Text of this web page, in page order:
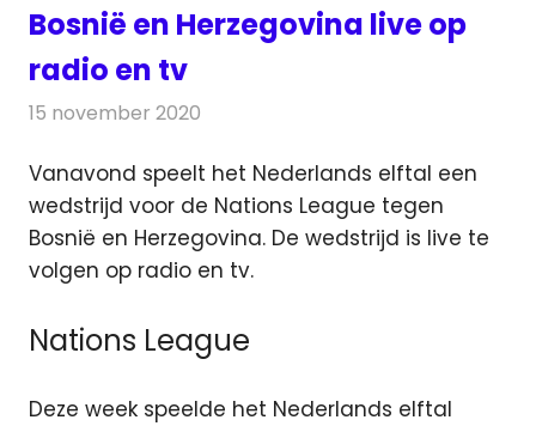
Bosnië en Herzegovina live op
radio en tv
15 november 2020
Vanavond speelt het Nederlands elftal een
wedstrijd voor de Nations League tegen
Bosnië en Herzegovina. De wedstrijd is live te
volgen op radio en tv.
Nations League
Deze week speelde het Nederlands elftal